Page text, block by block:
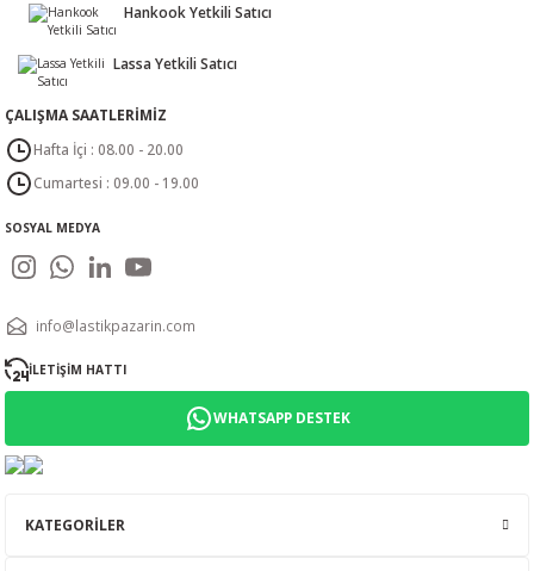
Hankook Yetkili Satıcı
Lassa Yetkili Satıcı
ÇALIŞMA SAATLERİMİZ
Hafta İçi : 08.00 - 20.00
Cumartesi : 09.00 - 19.00
SOSYAL MEDYA
info@lastikpazarin.com
İLETİŞİM HATTI
WHATSAPP DESTEK
KATEGORİLER